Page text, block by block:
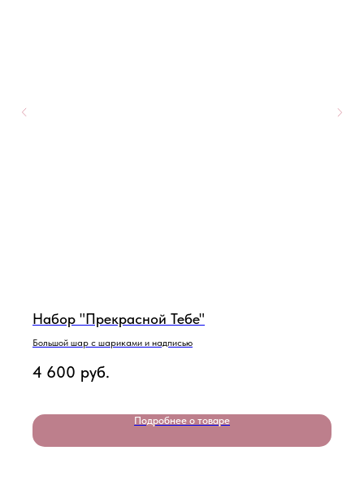
Набор "Прекрасной Тебе"
Большой шар с шариками и надписью
4 600 руб.
Подробнее о товаре